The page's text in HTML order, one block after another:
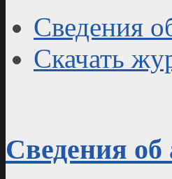
Сведения
Скачать
Сведения об